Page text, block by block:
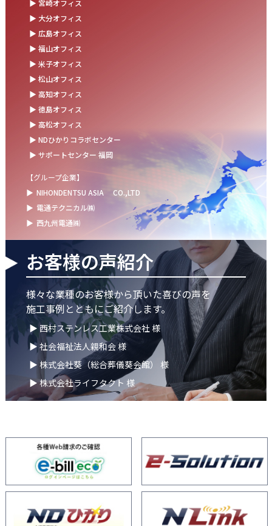
お盆の休業に伴うお知らせ
2025.07.11
事務部会＆懇親会を開催しました！
2025.06.27
＼新卒第9期生 辞令交付式を開催しました／
ウォーターサーバー設置完了！～健康経営の取組み～
▶ 宮崎オフィス
▶ 大分オフィス
▶ 広島オフィス
▶ 福山オフィス
▶ 米子オフィス
▶ 松山オフィス
▶ 高知オフィス
▶ 徳島オフィス
▶ 高松オフィス
▶ NDひかりコラボセンター
▶ サポートセンター 福岡
【グループ企業】
▶ NIHONDENTSU ASIA CO.,LTD
▶ 電通テクニカル㈱
▶ 西九州電通㈱
お客様の声紹介
様々な業種のお客様から頂いた喜びの声を
施工事例とともにご紹介します。
▶ 西村ステンレス工業株式会社 様
▶ 社会福祉法人親和会 様
▶ 株式会社葵（総合葬儀葵会館） 様
▶ 株式会社ライフタクト 様